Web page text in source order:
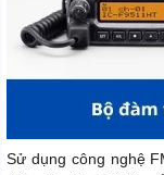
Sử dụng công nghệ